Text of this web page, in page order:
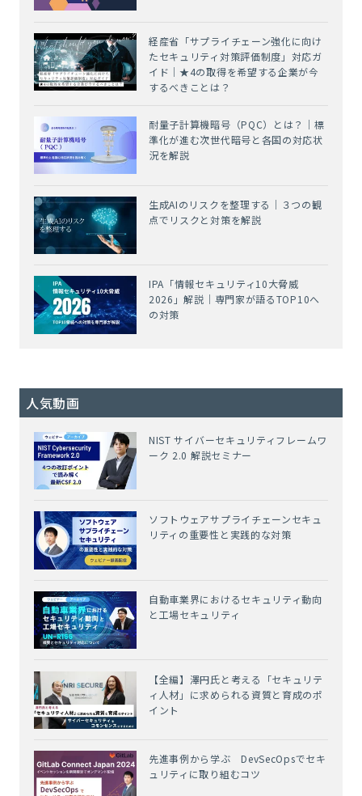
経産省「サプライチェーン強化に向け
たセキュリティ対策評価制度」対応ガ
イド｜★4の取得を希望する企業が今
するべきことは？
耐量子計算機暗号（PQC）とは？｜標
準化が進む次世代暗号と各国の対応状
況を解説
生成AIのリスクを整理する｜３つの観
点でリスクと対策を解説
IPA「情報セキュリティ10大脅威
2026」解説｜専門家が語るTOP10へ
の対策
人気動画
NIST サイバーセキュリティフレームワ
ーク 2.0 解説セミナー
ソフトウェアサプライチェーンセキュ
リティの重要性と実践的な対策
自動車業界におけるセキュリティ動向
と工場セキュリティ
【全編】澤円氏と考える「セキュリテ
ィ人材」に求められる資質と育成のポ
イント
先進事例から学ぶ DevSecOpsでセキ
ュリティに取り組むコツ